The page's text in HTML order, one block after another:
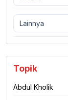
Lainnya
Topik
Abdul Kholik